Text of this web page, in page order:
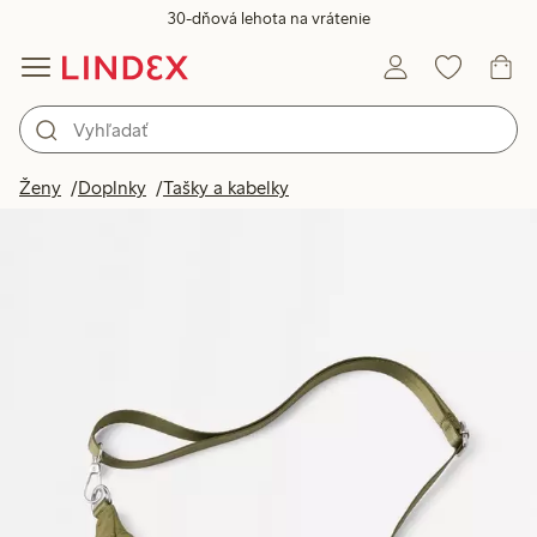
30-dňová lehota na vrátenie
Ženy Doplnky Tašky a kabelky